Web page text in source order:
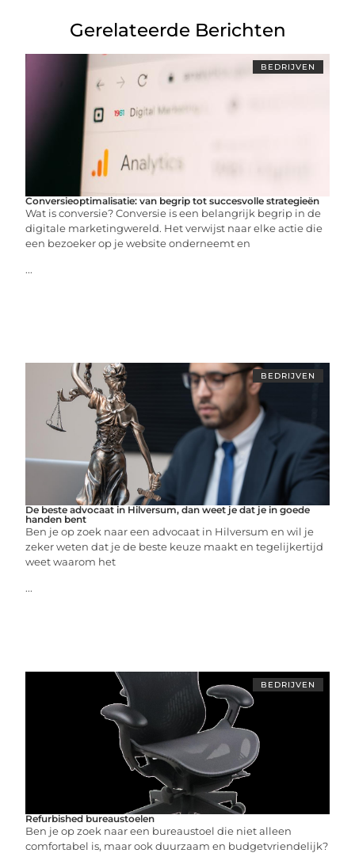
Gerelateerde Berichten
BEDRIJVEN
Conversieoptimalisatie: van begrip tot succesvolle strategieën
Wat is conversie? Conversie is een belangrijk begrip in de
digitale marketingwereld. Het verwijst naar elke actie die
een bezoeker op je website onderneemt en
...
BEDRIJVEN
De beste advocaat in Hilversum, dan weet je dat je in goede
handen bent
Ben je op zoek naar een advocaat in Hilversum en wil je
zeker weten dat je de beste keuze maakt en tegelijkertijd
weet waarom het
...
BEDRIJVEN
Refurbished bureaustoelen
Ben je op zoek naar een bureaustoel die niet alleen
comfortabel is, maar ook duurzaam en budgetvriendelijk?